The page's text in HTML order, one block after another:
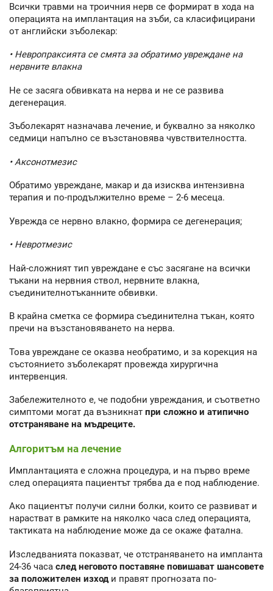
Всички травми на троичния нерв се формират в хода на
операцията на имплантация на зъби, са класифицирани
от английски зъболекар:
• Невропраксията се смята за обратимо увреждане на
нервните влакна
Не се засяга обвивката на нерва и не се развива
дегенерация.
Зъболекарят назначава лечение, и буквално за няколко
седмици напълно се възстановява чувствителността.
• Аксонотмезис
Обратимо увреждане, макар и да изисква интензивна
терапия и по-продължително време – 2-6 месеца.
Уврежда се нервно влакно, формира се дегенерация;
• Невротмезис
Най-сложният тип увреждане е със засягане на всички
тъкани на нервния ствол, нервните влакна,
съединителнотъканните обвивки.
В крайна сметка се формира съединителна тъкан, която
пречи на възстановяването на нерва.
Това увреждане се оказва необратимо, и за корекция на
състоянието зъболекарят провежда хирургична
интервенция.
Забележителното е, че подобни увреждания, и съответно
симптоми могат да възникнат при сложно и атипично
отстраняване на мъдреците.
Алгоритъм на лечение
Имплантацията е сложна процедура, и на първо време
след операцията пациентът трябва да е под наблюдение.
Ако пациентът получи силни болки, които се развиват и
нарастват в рамките на няколко часа след операцията,
тактиката на наблюдение може да се окаже фатална.
Изследванията показват, че отстраняването на импланта
24-36 часа след неговото поставяне повишават шансовете
за положителен изходи правят прогнозата по-